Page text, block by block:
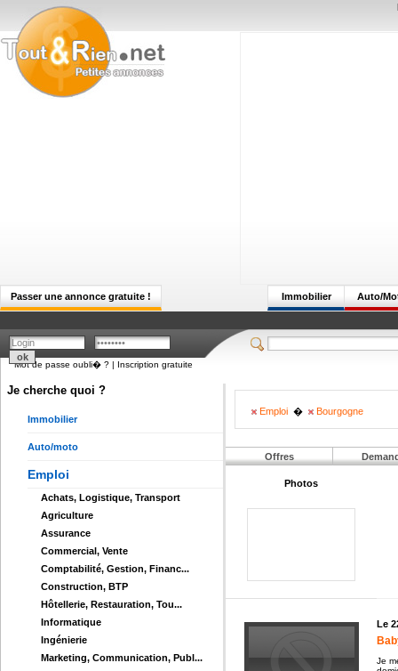
Passer une annonce gratuite ! Auto/
Immobilier
Mot de passe oubli� ? | Inscription gratuite
Je cherche quoi ?
Immobilier
Auto/moto
Emploi
Achats, Logistique, Transport
Agriculture
Assurance
Commercial, Vente
Comptabilité, Gestion, Financ...
Construction, BTP
Hôtellerie, Restauration, Tou...
Informatique
Ingénierie
Marketing, Communication, Publ...
Emploi � Bourgogne
Offres
Photos
Le
Je